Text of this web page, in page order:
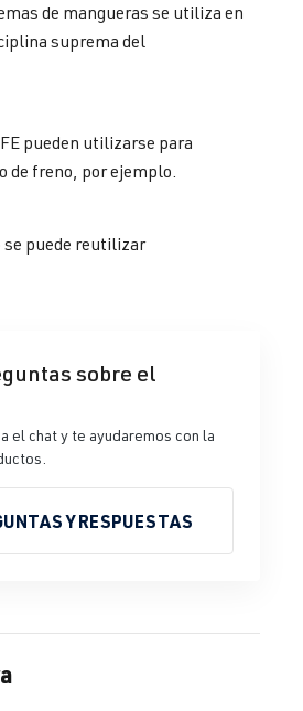
de mangueras se utiliza en
suprema del
pueden utilizarse para
de freno, por ejemplo.
se puede reutilizar
sobre el
el chat y te ayudaremos con la
Y RESPUESTAS